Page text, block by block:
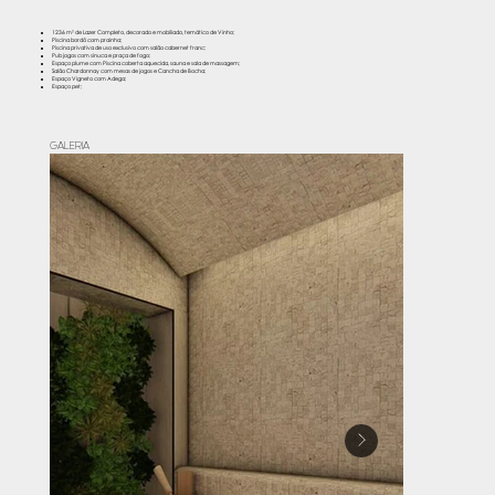
1236 m² de Lazer Completo, decorado e mobiliado, temático de Vinho;
Piscina bordô com prainha;
Piscina privativa de uso exclusivo com salão cabernet franc;
Pub jogos com sinuca e praça de fogo;
Espaço plume com Piscina coberta aquecida, sauna e sala de massagem;
Salão Chardonnay com mesas de jogos e Cancha de Bocha;
Espaço Vigneto com Adega;
Espaço pet;
GALERIA